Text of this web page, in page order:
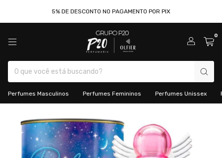
5% DE DESCONTO NO PAGAMENTO POR PIX
0
Perfumes Masculinos Perfumes Femininos Perfumes Unissex